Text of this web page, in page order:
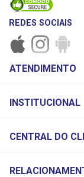
REDES SOCIAIS
PAGAMENTO
ATENDIMENTO
INSTITUCIONAL
CENTRAL DO